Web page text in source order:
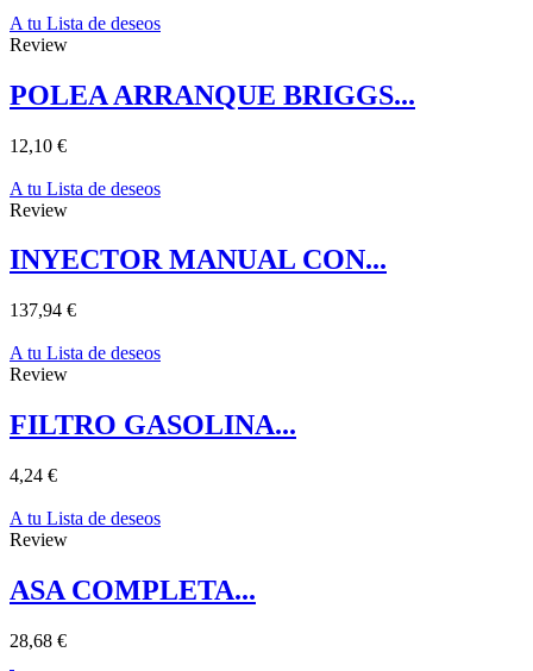
A tu Lista de deseos
Review
POLEA ARRANQUE BRIGGS...
12,10 €
A tu Lista de deseos
Review
INYECTOR MANUAL CON...
137,94 €
A tu Lista de deseos
Review
FILTRO GASOLINA...
4,24 €
A tu Lista de deseos
Review
ASA COMPLETA...
28,68 €